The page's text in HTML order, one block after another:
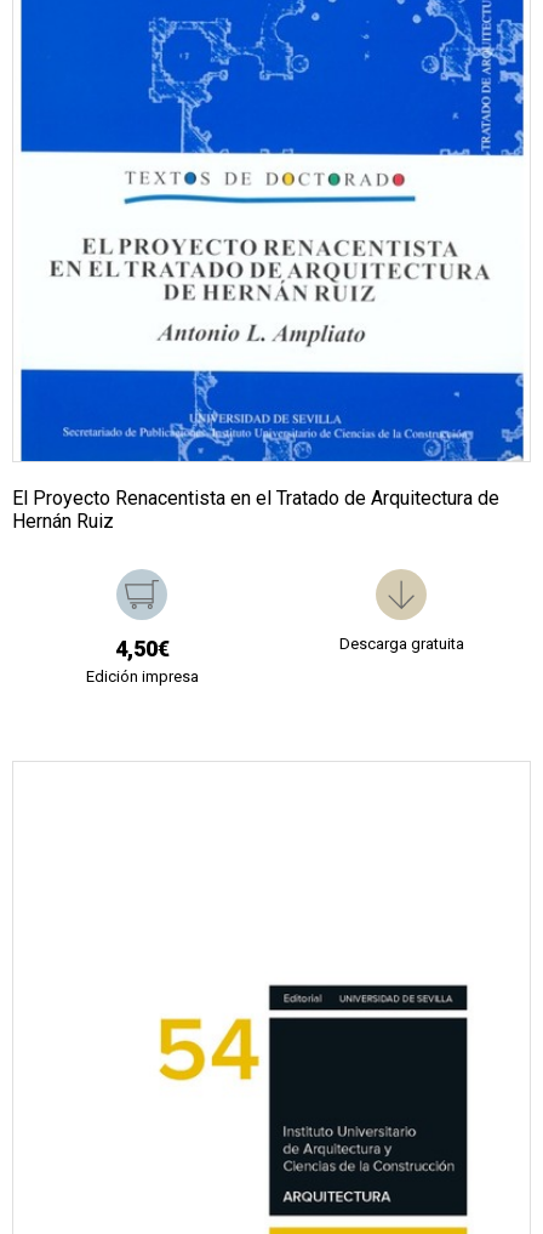
El Proyecto Renacentista en el Tratado de Arquitectura de
Hernán Ruiz
4,50€
Edición impresa
Descarga gratuita